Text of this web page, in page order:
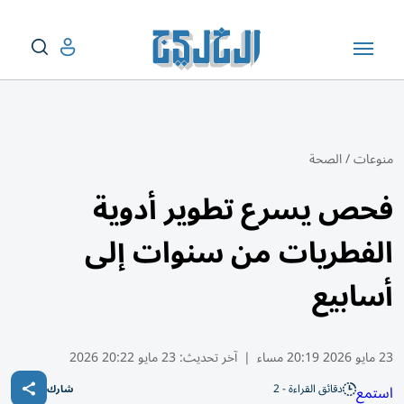
منوعات/الصحة
فحص يسرع تطوير أدوية
الفطريات من سنوات إلى
أسابيع
23 مايو 2026 20:19 مساء | آخر تحديث: 23 مايو 20:22 2026
استمع دقائق القراءة - 2 شارك